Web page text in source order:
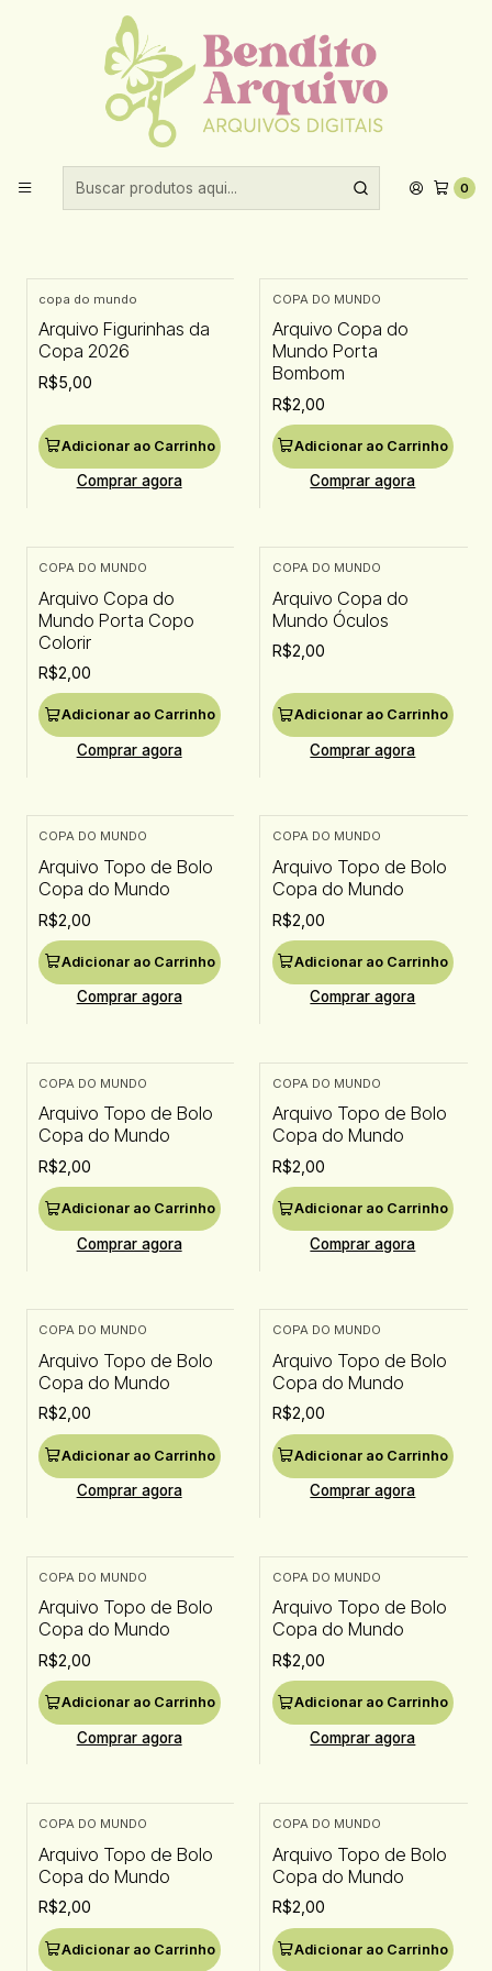
0
Aproveite 10% de desconto ao comprar acima de R$30,00!
Início Datas comemorativas copa do mundo
copa do mundo
Filtros
copa do mundo
Arquivo Figurinhas da
Copa 2026
R$5,00
Adicionar ao Carrinho
Comprar agora
COPA DO MUNDO
Arquivo Copa do
Mundo Porta
Bombom
R$2,00
Adicionar ao Carrinho
Comprar agora
COPA DO MUNDO
Arquivo Copa do
Mundo Porta Copo
Colorir
R$2,00
Adicionar ao Carrinho
Comprar agora
COPA DO MUNDO
Arquivo Copa do
Mundo Óculos
R$2,00
Adicionar ao Carrinho
Comprar agora
COPA DO MUNDO
Arquivo Topo de Bolo
Copa do Mundo
R$2,00
Adicionar ao Carrinho
Comprar agora
COPA DO MUNDO
Arquivo Topo de Bolo
Copa do Mundo
R$2,00
Adicionar ao Carrinho
Comprar agora
COPA DO MUNDO
Arquivo Topo de Bolo
Copa do Mundo
R$2,00
Adicionar ao Carrinho
Comprar agora
COPA DO MUNDO
Arquivo Topo de Bolo
Copa do Mundo
R$2,00
Adicionar ao Carrinho
Comprar agora
COPA DO MUNDO
Arquivo Topo de Bolo
Copa do Mundo
R$2,00
Adicionar ao Carrinho
Comprar agora
COPA DO MUNDO
Arquivo Topo de Bolo
Copa do Mundo
R$2,00
Adicionar ao Carrinho
Comprar agora
COPA DO MUNDO
Arquivo Topo de Bolo
Copa do Mundo
R$2,00
Adicionar ao Carrinho
Comprar agora
COPA DO MUNDO
Arquivo Topo de Bolo
Copa do Mundo
R$2,00
Adicionar ao Carrinho
Comprar agora
COPA DO MUNDO
Arquivo Topo de Bolo
Copa do Mundo
R$2,00
Adicionar ao Carrinho
COPA DO MUNDO
Arquivo Topo de Bolo
Copa do Mundo
R$2,00
Adicionar ao Carrinho